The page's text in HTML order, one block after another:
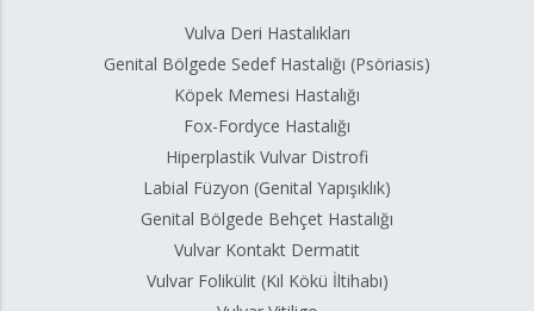
Vulva Deri Hastalıkları
Genital Bölgede Sedef Hastalığı (Psöriasis)
Köpek Memesi Hastalığı
Fox-Fordyce Hastalığı
Hiperplastik Vulvar Distrofi
Labial Füzyon (Genital Yapışıklık)
Genital Bölgede Behçet Hastalığı
Vulvar Kontakt Dermatit
Vulvar Folikülit (Kıl Kökü İltihabı)